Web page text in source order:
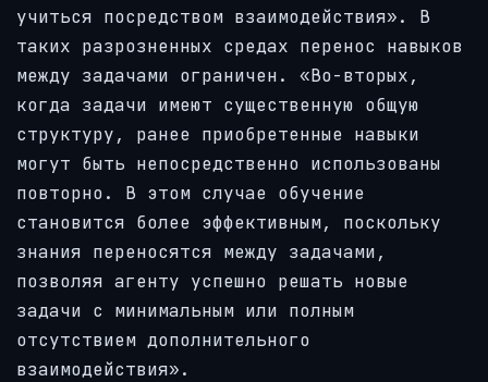
учиться посредством взаимодействия». В
таких разрозненных средах перенос навыков
между задачами ограничен. «Во-вторых,
когда задачи имеют существенную общую
структуру, ранее приобретенные навыки
могут быть непосредственно использованы
повторно. В этом случае обучение
становится более эффективным, поскольку
знания переносятся между задачами,
позволяя агенту успешно решать новые
задачи с минимальным или полным
отсутствием дополнительного
взаимодействия».